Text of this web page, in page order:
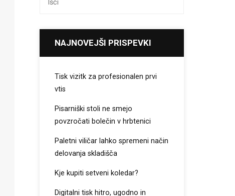
NAJNOVEJŠI PRISPEVKI
Tisk vizitk za profesionalen prvi
vtis
Pisarniški stoli ne smejo
povzročati bolečin v hrbtenici
Paletni viličar lahko spremeni način
delovanja skladišča
Kje kupiti setveni koledar?
Digitalni tisk hitro, ugodno in